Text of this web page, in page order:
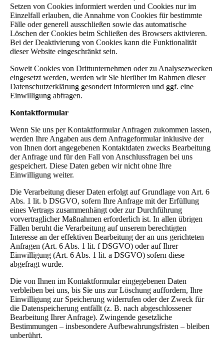
Setzen von Cookies informiert werden und Cookies nur im
Einzelfall erlauben, die Annahme von Cookies für bestimmte
Fälle oder generell ausschließen sowie das automatische
Löschen der Cookies beim Schließen des Browsers aktivieren.
Bei der Deaktivierung von Cookies kann die Funktionalität
dieser Website eingeschränkt sein.
Soweit Cookies von Drittunternehmen oder zu Analysezwecken
eingesetzt werden, werden wir Sie hierüber im Rahmen dieser
Datenschutzerklärung gesondert informieren und ggf. eine
Einwilligung abfragen.
Kontaktformular
Wenn Sie uns per Kontaktformular Anfragen zukommen lassen,
werden Ihre Angaben aus dem Anfrageformular inklusive der
von Ihnen dort angegebenen Kontaktdaten zwecks Bearbeitung
der Anfrage und für den Fall von Anschlussfragen bei uns
gespeichert. Diese Daten geben wir nicht ohne Ihre
Einwilligung weiter.
Die Verarbeitung dieser Daten erfolgt auf Grundlage von Art. 6
Abs. 1 lit. b DSGVO, sofern Ihre Anfrage mit der Erfüllung
eines Vertrags zusammenhängt oder zur Durchführung
vorvertraglicher Maßnahmen erforderlich ist. In allen übrigen
Fällen beruht die Verarbeitung auf unserem berechtigten
Interesse an der effektiven Bearbeitung der an uns gerichteten
Anfragen (Art. 6 Abs. 1 lit. f DSGVO) oder auf Ihrer
Einwilligung (Art. 6 Abs. 1 lit. a DSGVO) sofern diese
abgefragt wurde.
Die von Ihnen im Kontaktformular eingegebenen Daten
verbleiben bei uns, bis Sie uns zur Löschung auffordern, Ihre
Einwilligung zur Speicherung widerrufen oder der Zweck für
die Datenspeicherung entfällt (z. B. nach abgeschlossener
Bearbeitung Ihrer Anfrage). Zwingende gesetzliche
Bestimmungen – insbesondere Aufbewahrungsfristen – bleiben
unberührt.